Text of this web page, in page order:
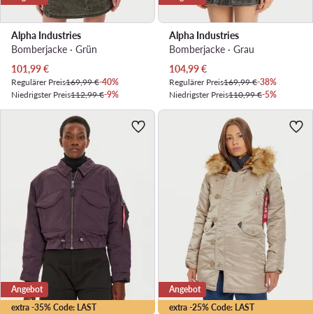
Alpha Industries
Bomberjacke · Grün
Aktueller Preis
101,99€
Regulärer Preis169,99 €-40%
Niedrigster Preis112,99 €-9%
Alpha Industries
Bomberjacke · Grau
Aktueller Preis
104,99€
Regulärer Preis169,99 €-38%
Niedrigster Preis110,99 €-5%
extra -35% Code: LAST
Angebot
extra -25% Code: LAST
Angebot